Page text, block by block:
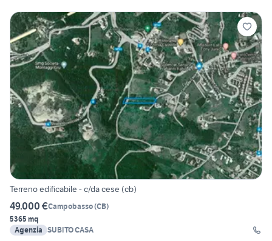
Terreno edificabile - c/da cese (cb)
49.000 €Campobasso(CB)
5365 mq
Agenzia SUBITO CASA